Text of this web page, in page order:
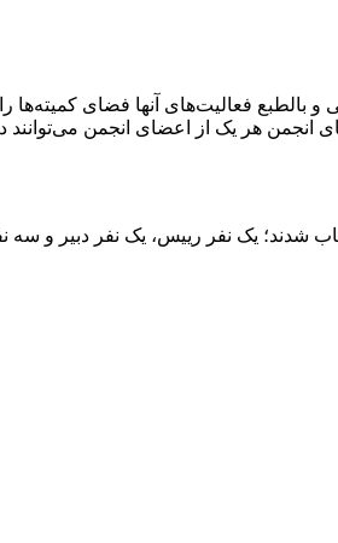
فعالیت‌‌های آنها فضای کمیته­‌ها
انجمن هر یک از اعضای انجمن